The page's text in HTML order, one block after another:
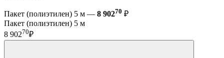
Пакет (полиэтилен) 5 м — 8 90270 ₽
Пакет (полиэтилен) 5 м
8 90270₽